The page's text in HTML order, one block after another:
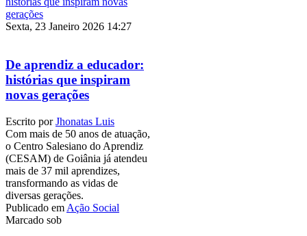
Sexta, 23 Janeiro 2026 14:27
De aprendiz a educador:
histórias que inspiram
novas gerações
Escrito porJhonatas Luis
Com mais de 50 anos de atuação,
o Centro Salesiano do Aprendiz
(CESAM) de Goiânia já atendeu
mais de 37 mil aprendizes,
transformando as vidas de
diversas gerações.
Publicado em Ação Social
Marcado sob